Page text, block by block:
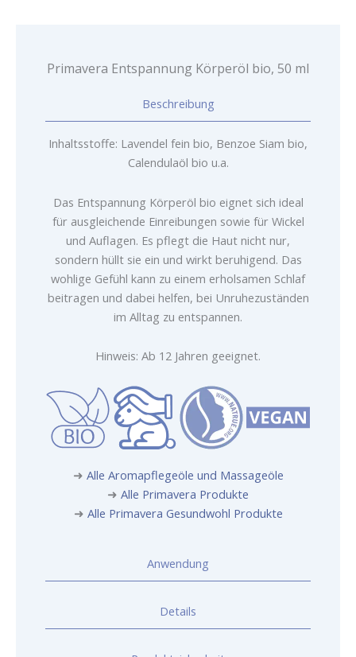
Primavera Entspannung Körperöl bio, 50 ml
Beschreibung
Inhaltsstoffe: Lavendel fein bio, Benzoe Siam bio,
Calendulaöl bio u.a.
Das Entspannung Körperöl bio eignet sich ideal
für ausgleichende Einreibungen sowie für Wickel
und Auflagen. Es pflegt die Haut nicht nur,
sondern hüllt sie ein und wirkt beruhigend. Das
wohlige Gefühl kann zu einem erholsamen Schlaf
beitragen und dabei helfen, bei Unruhezuständen
im Alltag zu entspannen.
Hinweis: Ab 12 Jahren geeignet.
➜ Alle Aromapflegeöle und Massageöle
➜ Alle Primavera Produkte
➜ Alle Primavera Gesundwohl Produkte
Anwendung
Details